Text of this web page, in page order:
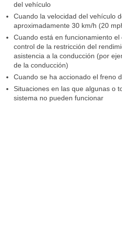
del vehículo
Cuando la velocidad del vehículo
aproximadamente 30 km/h (20
Cuando está en funcionamiento
control de la restricción del
asistencia a la conducción (por
de la conducción)
Cuando se ha accionado el freno
Situaciones en las que algunas o
sistema no pueden funcionar